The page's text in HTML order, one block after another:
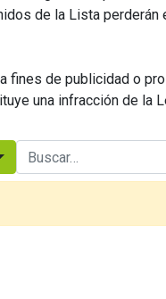
de la Lista
de publicidad o
una infracción de la